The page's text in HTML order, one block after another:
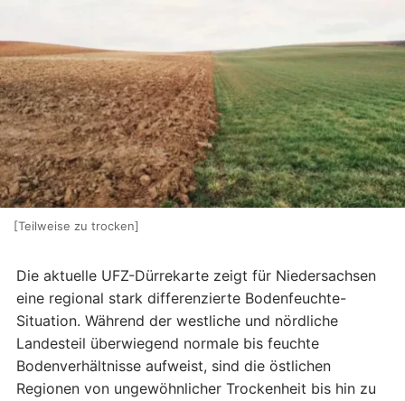
[Teilweise zu trocken]
Die aktuelle UFZ-Dürrekarte zeigt für Niedersachsen
eine regional stark differenzierte Bodenfeuchte-
Situation. Während der westliche und nördliche
Landesteil überwiegend normale bis feuchte
Bodenverhältnisse aufweist, sind die östlichen
Regionen von ungewöhnlicher Trockenheit bis hin zu